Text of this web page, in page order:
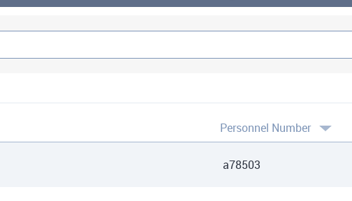
Personnel Number
a78503